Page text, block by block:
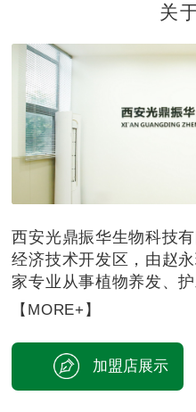
关
西安光鼎振华生物科技
经济技术开发区，由赵
家专业从事植物养发、
【MORE+】
加盟店展示